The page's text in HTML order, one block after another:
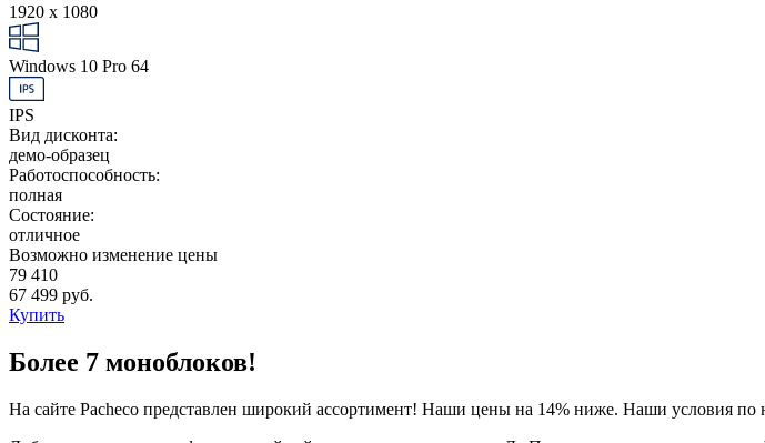
1920 x 1080
Windows 10 Pro 64
IPS
Вид дисконта:
демо-образец
Работоспособность:
полная
Состояние:
отличное
Возможно изменение цены
79 410
67 499 руб.
Купить
Более 7 моноблоков!
На сайте Pacheco представлен широкий ассортимент! Наши цены на 14% ниже. Наши условия по